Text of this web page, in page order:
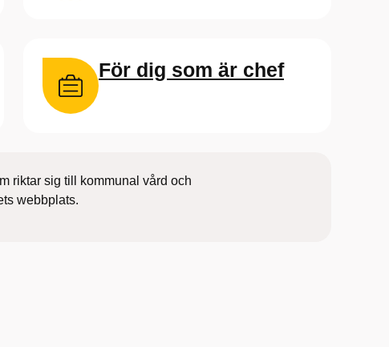
För dig som är chef
riktar sig till kommunal vård och
webbplats.